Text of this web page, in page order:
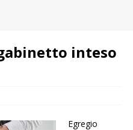
inteso
Egregio